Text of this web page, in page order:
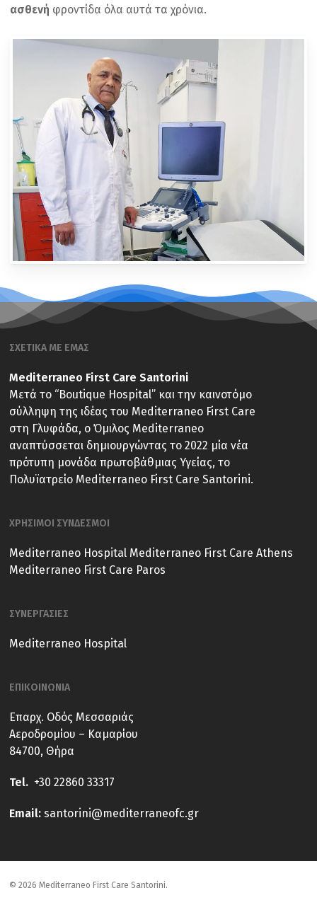
ασθενή φροντίδα όλα αυτά τα χρόνια.
ΣΧΕΤΙΚΑ ΜΕ ΕΜΑΣ
Mediterraneo First Care Santorini
Μετά το “Boutique Hospital” και την καινοτόμο
σύλληψη της ιδέας του Mediterraneo First Care
στη Γλυφάδα, ο Όμιλος Mediterraneo
αναπτύσσεται δημιουργώντας το 2022 μία νέα
πρότυπη μονάδα πρωτοβάθμιας Υγείας, το
Πολυϊατρείο Mediterraneo First Care Santorini.
ΧΡΗΣΙΜΟΙ ΣΥΝΔΕΣΜΟΙ
Mediterraneo Hospital Mediterraneo First Care Athens
Mediterraneo First Care Paros
ΣΥΝΕΡΓΑΣΙΕΣ
Mediterraneo Hospital
ΕΠΙΚΟΙΝΩΝΙΑ
Επαρχ. Οδός Μεσσαριάς
Αεροδρομίου – Καμαρίου
84700, Θήρα
Tel. +30 22860 33317
Email:santorini@mediterraneofc.gr
© 2026 Mediterraneo First Care Santorini.